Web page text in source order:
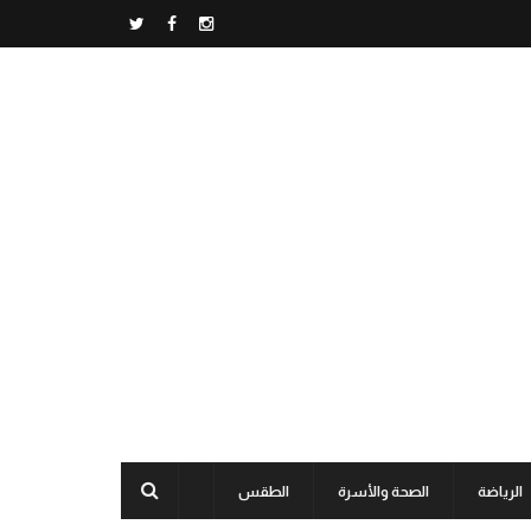
الرياضة الصحة والأسرة الطقس